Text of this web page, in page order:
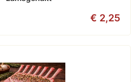
€ 2,25